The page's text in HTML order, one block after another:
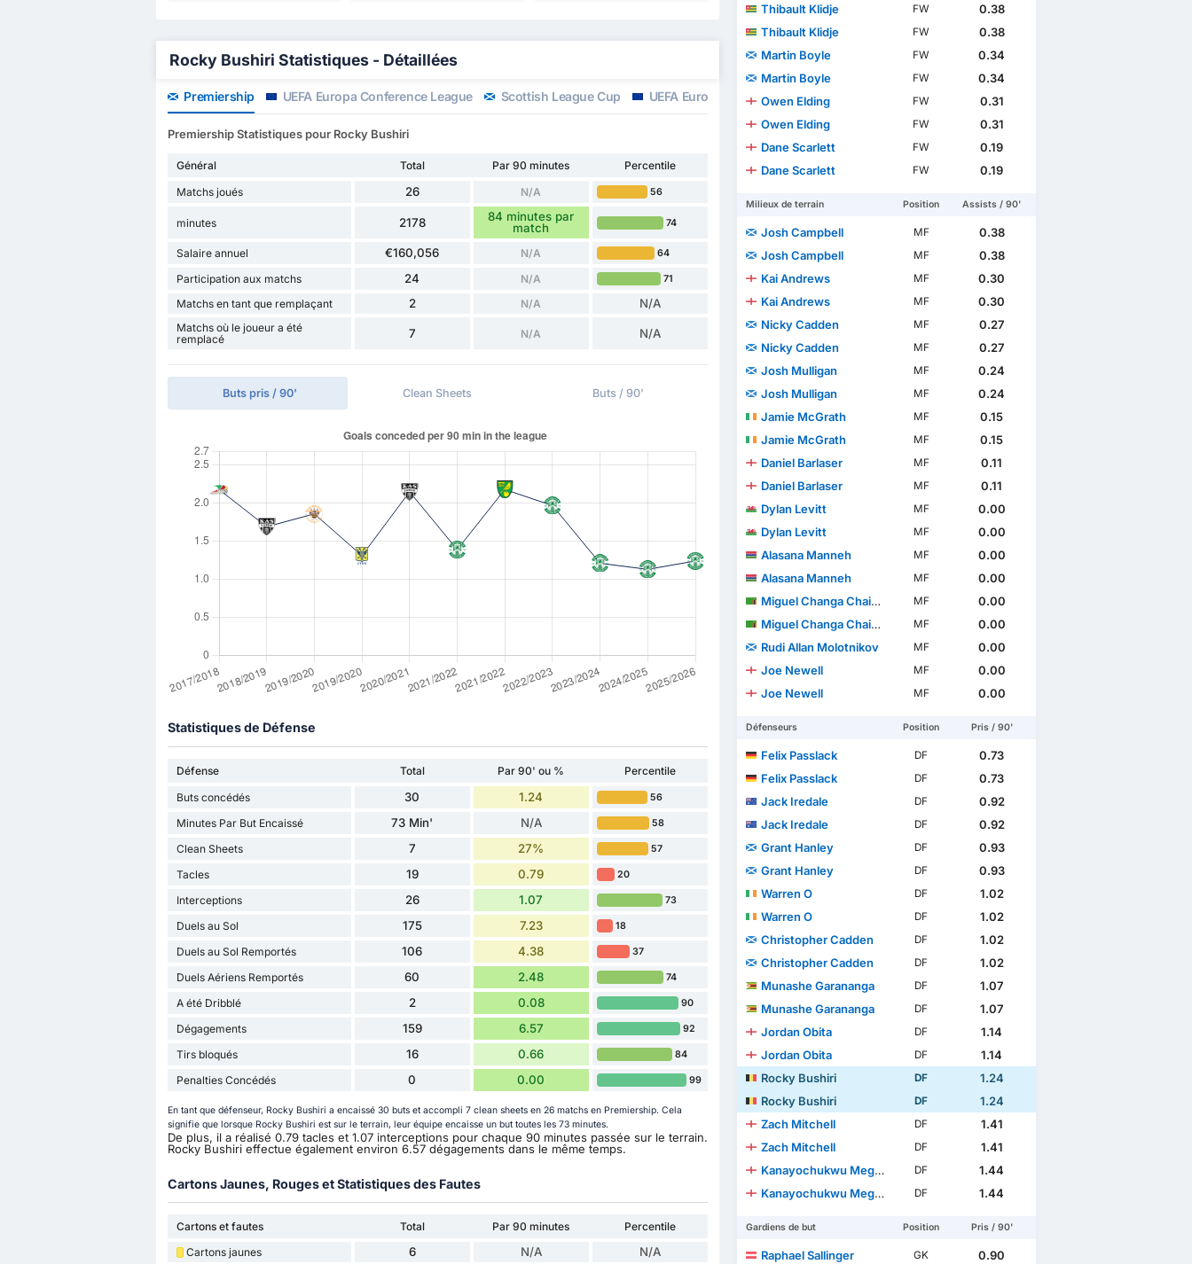
Rocky Bushiri Statistiques - Détaillées
Premiership UEFA Europa Conference League Scottish League Cup UEFA Europa League Scottish Cup WC Qualification Africa
Premiership Statistiques pour Rocky Bushiri
Général Total Par 90 minutes
Percentile
Matchs joués
26 N/A 56
minutes 2178
84 minutes par
match
74
Salaire annuel €160,056 N/A 64
Participation aux matchs 24 N/A 71
Matchs en tant que remplaçant 2 N/A N/A
Matchs où le joueur a été
remplacé
7 N/A N/A
Buts pris / 90' Clean Sheets Buts / 90'
Statistiques de Défense
Défense Total Par 90' ou %
Percentile
Buts concédés
30 1.24 56
Minutes Par But Encaissé 73 Min' N/A 58
Clean Sheets 7 27% 57
Tacles 19 0.79 20
Interceptions 26 1.07 73
Duels au Sol 175 7.23 18
Duels au Sol Remportés 106 4.38 37
Duels Aériens Remportés 60 2.48 74
A été Dribblé 2 0.08 90
Dégagements 159 6.57 92
Tirs bloqués 16 0.66 84
Penalties Concédés 0 0.00 99
En tant que défenseur, Rocky Bushiri a encaissé 30 buts et accompli 7 clean sheets en 26 matchs en Premiership. Cela
signifie que lorsque Rocky Bushiri est sur le terrain, leur équipe encaisse un but toutes les 73 minutes.
De plus, il a réalisé 0.79 tacles et 1.07 interceptions pour chaque 90 minutes passée sur le terrain.
Rocky Bushiri effectue également environ 6.57 dégagements dans le même temps.
Cartons Jaunes, Rouges et Statistiques des Fautes
Cartons et fautes Total Par 90 minutes
Percentile
Cartons jaunes
6 N/A N/A
Thibault Klidje
FW
0.38
Thibault Klidje
FW
0.38
Martin Boyle
FW
0.34
Martin Boyle
FW
0.34
Owen Elding
FW
0.31
Owen Elding
FW
0.31
Dane Scarlett
FW
0.19
Dane Scarlett
FW 0.19
Milieux de terrain Position Assists / 90'
Josh Campbell MF
0.38
Josh Campbell
MF
0.38
Kai Andrews
MF
0.30
Kai Andrews
MF
0.30
Nicky Cadden
MF
0.27
Nicky Cadden
MF
0.27
Josh Mulligan
MF
0.24
Josh Mulligan
MF
0.24
Jamie McGrath
MF
0.15
Jamie McGrath
MF
0.15
Daniel Barlaser
MF
0.11
Daniel Barlaser
MF
0.11
Dylan Levitt
MF
0.00
Dylan Levitt
MF
0.00
Alasana Manneh
MF
0.00
Alasana Manneh
MF
0.00
Miguel Changa Chaiwa
MF
0.00
Miguel Changa Chaiwa
MF
0.00
Rudi Allan Molotnikov
MF
0.00
Joe Newell
MF
0.00
Joe Newell
MF 0.00
Défenseurs Position Pris / 90'
Felix Passlack DF
0.73
Felix Passlack
DF
0.73
Jack Iredale
DF
0.92
Jack Iredale
DF
0.92
Grant Hanley
DF
0.93
Grant Hanley
DF
0.93
Warren O
DF
1.02
Warren O
DF
1.02
Christopher Cadden
DF
1.02
Christopher Cadden
DF
1.02
Munashe Garananga
DF
1.07
Munashe Garananga
DF
1.07
Jordan Obita
DF
1.14
Jordan Obita
DF
1.14
Rocky Bushiri
DF
1.24
Rocky Bushiri
DF
1.24
Zach Mitchell
DF
1.41
Zach Mitchell
DF
1.41
Kanayochukwu Megwa
DF
1.44
Kanayochukwu Megwa
DF 1.44
Gardiens de but Position Pris / 90'
Raphael Sallinger GK
0.90